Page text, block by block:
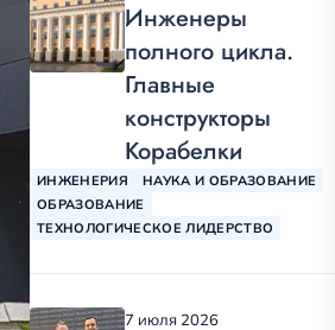
Инженеры
полного цикла.
Главные
конструкторы
Корабелки
ИНЖЕНЕРИЯ
НАУКА И ОБРАЗОВАНИЕ
ОБРАЗОВАНИЕ
ТЕХНОЛОГИЧЕСКОЕ ЛИДЕРСТВО
7 июля 2026